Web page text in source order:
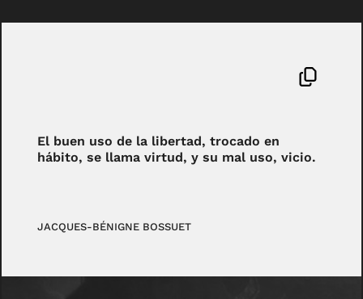
El buen uso de la libertad, trocado en
hábito, se llama virtud, y su mal uso, vicio.
JACQUES-BÉNIGNE BOSSUET